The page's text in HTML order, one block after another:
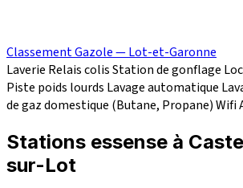
Classement Gazole — Lot-et-Garonne
Laverie Relais colisStation de gonflage
Piste poids lourds Lavage automatique
de gaz domestique (Butane, Propane)Wifi
Stations essense à
sur-Lot